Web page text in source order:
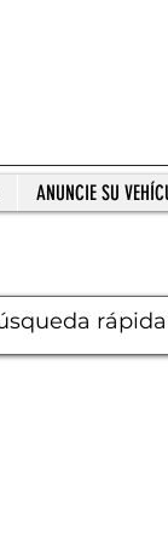
ANUNCIE SU